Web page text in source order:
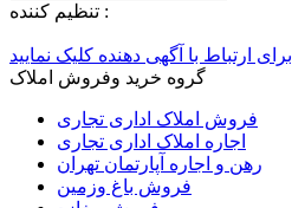
تنظيم کننده :
برای ارتباط با آگهی دهنده کلیک نمایید
گروه خرید وفروش املاک
فروش املاک اداری تجاری
اجاره املاک اداری تجاری
رهن و اجاره آپارتمان تهران
فروش باغ وزمین